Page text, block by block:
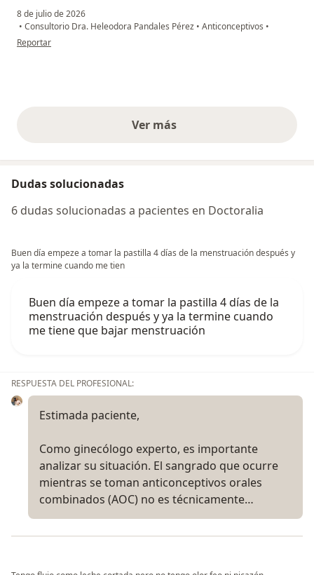
8 de julio de 2026
• Consultorio Dra. Heleodora Pandales Pérez • Anticonceptivos •
en opinión del usuario Juliana palacio
Reportar
Ver másopiniones anteriores
Dudas solucionadas
6 dudas solucionadas a pacientes en Doctoralia
Buen día empeze a tomar la pastilla 4 días de la menstruación después y
ya la termine cuando me tien
Buen día empeze a tomar la pastilla 4 días de la
menstruación después y ya la termine cuando
me tiene que bajar menstruación
RESPUESTA DEL PROFESIONAL:
Estimada paciente,
Como ginecólogo experto, es importante
analizar su situación. El sangrado que ocurre
mientras se toman anticonceptivos orales
combinados (AOC) no es técnicamente…